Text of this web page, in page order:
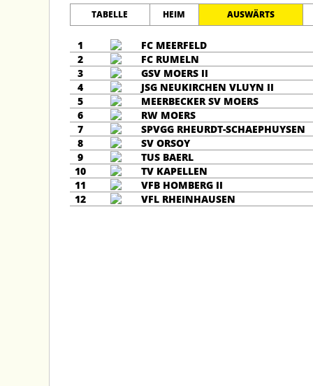
TABELLE HEIM AUSWÄRTS
1
FC MEERFELD
2
FC RUMELN
3
GSV MOERS II
4
JSG NEUKIRCHEN VLUYN II
5
MEERBECKER SV MOERS
6
RW MOERS
7
SPVGG RHEURDT-SCHAEPHUYSEN
8
SV ORSOY
9
TUS BAERL
10
TV KAPELLEN
11
VFB HOMBERG II
12
VFL RHEINHAUSEN